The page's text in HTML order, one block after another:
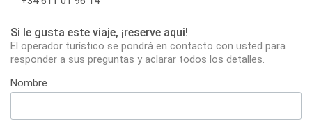
Si le gusta este viaje, ¡reserve aqui!
El operador turístico se pondrá en contacto con usted para
responder a sus preguntas y aclarar todos los detalles.
Nombre